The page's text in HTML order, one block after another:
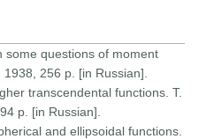
some questions of moment
256 p. [in Russian].
transcendental functions. T.
p. [in Russian].
and ellipsoidal functions.